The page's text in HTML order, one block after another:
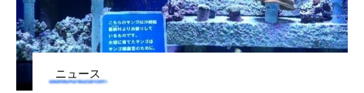
クサガメ クジラ クニマス クマノミ
クモギンポ
ニュース